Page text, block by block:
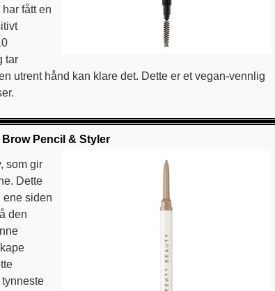
fått en
tar
utrent hånd kan klare det. Dette er et vegan-vennlig
Pencil & Styler
som gir
Dette
ene siden
den